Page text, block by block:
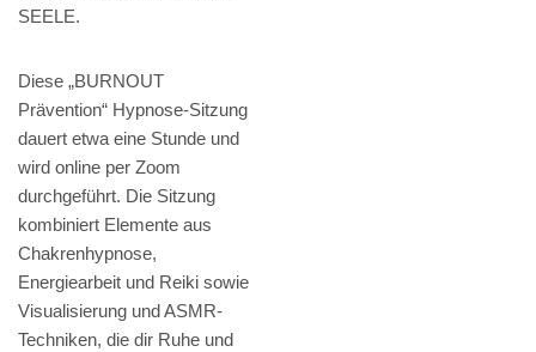
SEELE.
Diese „BURNOUT
Prävention“ Hypnose-Sitzung
dauert etwa eine Stunde und
wird online per Zoom
durchgeführt. Die Sitzung
kombiniert Elemente aus
Chakrenhypnose,
Energiearbeit und Reiki sowie
Visualisierung und ASMR-
Techniken, die dir Ruhe und